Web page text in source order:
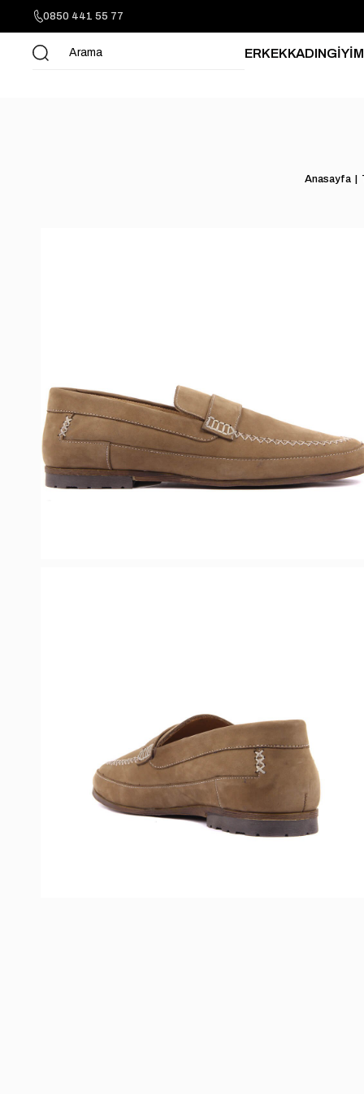
0850 441 55 77
ERKEKKADINGİYİM
Anasayfa